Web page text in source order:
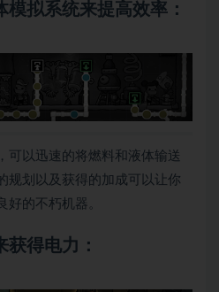
拟系统来提高效率：
可以迅速的将燃料和液体输送
规划以及获得的加成可以让你
好的不朽机器。
得电力：